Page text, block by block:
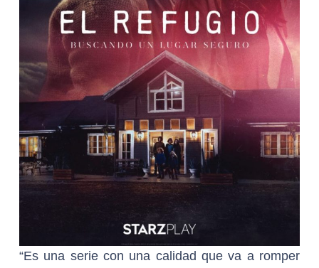
“Es una serie con una calidad que va a romper